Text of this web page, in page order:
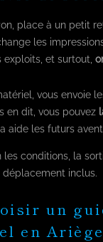
place à un petit
les
et surtout,
vous envoie
en dit, vous pouvez
aide les futurs
les conditions, la
déplacement inclus.
un
en Ariège